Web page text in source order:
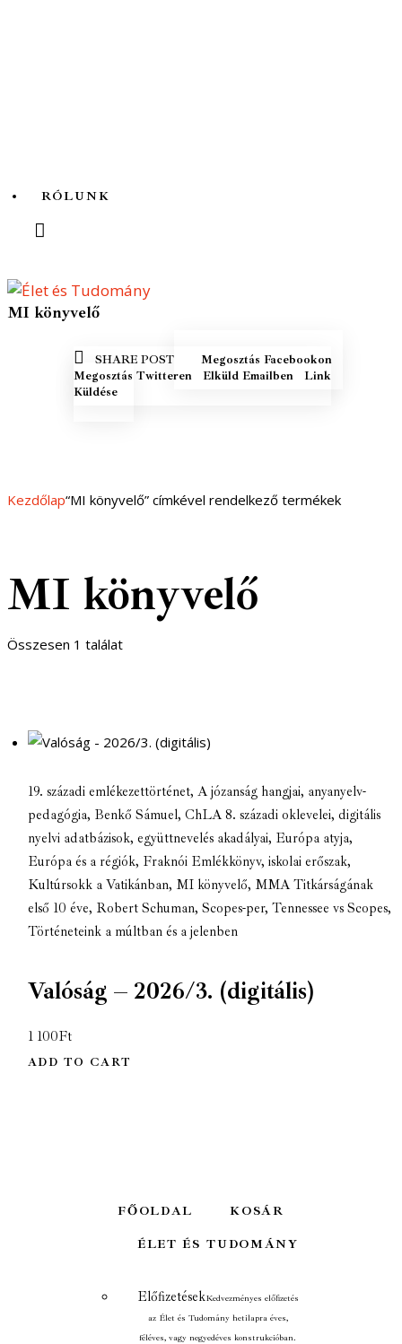
RÓLUNK
MI könyvelő
SHARE POST
MEGOSZTÁS
FACEBOOKON
Megosztás Facebookon
Megosztás Twitteren ELKÜLD EMAILBEN
Elküld Emailben
COPY URL
Link
Küldése
Kezdőlap“MI könyvelő” címkével rendelkező termékek
MI könyvelő
Összesen 1 találat
19. századi emlékezettörténet, A józanság hangjai, anyanyelv-
pedagógia, Benkő Sámuel, ChLA 8. századi oklevelei, digitális
nyelvi adatbázisok, együttnevelés akadályai, Európa atyja,
Európa és a régiók, Fraknói Emlékkönyv, iskolai erőszak,
Kultúrsokk a Vatikánban, MI könyvelő, MMA Titkárságának
első 10 éve, Robert Schuman, Scopes-per, Tennessee vs Scopes,
Történeteink a múltban és a jelenben
Valóság – 2026/3. (digitális)
1 100Ft
ADD TO CART
FŐOLDAL KOSÁR
ÉLET ÉS TUDOMÁNY
ElőfizetésekKedvezményes előfizetés
az Élet és Tudomány hetilapra éves,
féléves, vagy negyedéves konstrukcióban.